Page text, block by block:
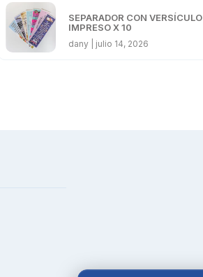
SEPARADOR CON VERSÍCULO
IMPRESO X 10
dany julio 14, 2026